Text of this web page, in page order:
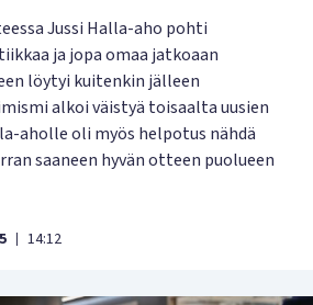
Jussi Halla-aho pohti
ja jopa omaa jatkoaan
löytyi kuitenkin jälleen
alkoi väistyä toisaalta uusien
aholle oli myös helpotus nähdä
saaneen hyvän otteen puolueen
| 14:12